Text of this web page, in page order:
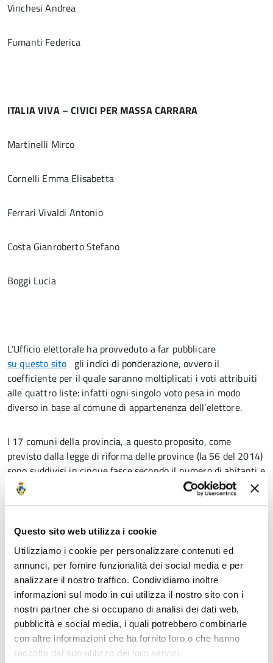
Questo sito web utilizza i cookie
Utilizziamo i cookie per personalizzare contenuti ed
annunci, per fornire funzionalità dei social media e per
analizzare il nostro traffico. Condividiamo inoltre
informazioni sul modo in cui utilizza il nostro sito con i
nostri partner che si occupano di analisi dei dati web,
pubblicità e social media, i quali potrebbero combinarle
con altre informazioni che ha fornito loro o che hanno
raccolto dal suo utilizzo dei loro servizi.
Vinchesi Andrea
Fumanti Federica
ITALIA VIVA – CIVICI PER MASSA CARRARA
Martinelli Mirco
Cornelli Emma Elisabetta
Ferrari Vivaldi Antonio
Costa Gianroberto Stefano
Boggi Lucia
L’Ufficio elettorale ha provveduto a far pubblicare
su questo sito gli indici di ponderazione, ovvero il
coefficiente per il quale saranno moltiplicati i voti attribuiti
alle quattro liste: infatti ogni singolo voto pesa in modo
diverso in base al comune di appartenenza dell’elettore.
I 17 comuni della provincia, a questo proposito, come
previsto dalla legge di riforma delle province (la 56 del 2014)
sono suddivisi in cinque fasce secondo il numero di abitanti e
ogni elettore riceverà una scheda di colore diverso.
base prevede, per ogni singolo comune, il numero degli
abitanti e il numero degli elettori (sindaco e consiglieri
comunali).
Gli indici sono da ritenersi provvisori in considerazione
dell’eventuale cambiamento del corpo elettorale, possibile
fino al giorno prima delle elezioni.